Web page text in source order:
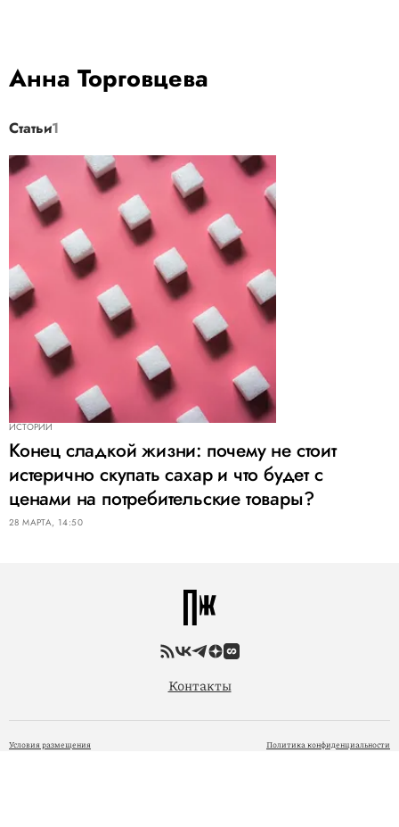
Анна Торговцева
Статьи1
ИСТОРИИ
Конец сладкой жизни: почему не стоит
истерично скупать сахар и что будет с
ценами на потребительские товары?
28 МАРТА, 14:50
Контакты
Условия размещения Политика конфиденциальности